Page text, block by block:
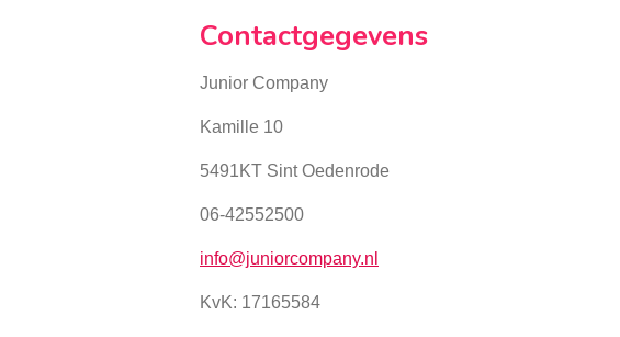
Contactgegevens
Junior Company
Kamille 10
5491KT Sint Oedenrode
06-42552500
info@juniorcompany.nl
KvK: 17165584